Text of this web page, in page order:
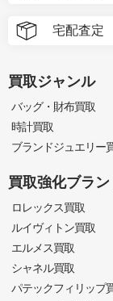
宅配査定
買取ジャンル
バッグ・財布買取
時計買取
ブランドジュエリー
買取強化ブラン
ロレックス買取
ルイヴィトン買取
エルメス買取
シャネル買取
パテックフィリップ